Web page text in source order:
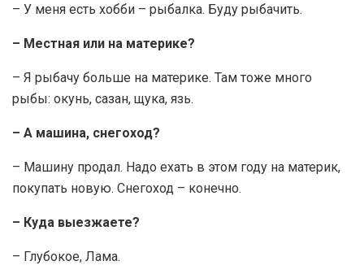
– У меня есть хобби – рыбалка. Буду рыбачить.
– Местная или на материке?
– Я рыбачу больше на материке. Там тоже много
рыбы: окунь, сазан, щука, язь.
– А машина, снегоход?
– Машину продал. Надо ехать в этом году на материк,
покупать новую. Снегоход – конечно.
– Куда выезжаете?
– Глубокое, Лама.